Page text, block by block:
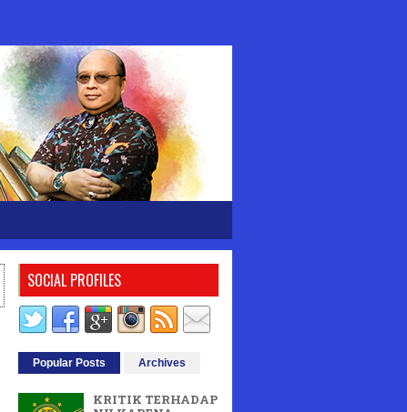
SOCIAL PROFILES
Popular Posts Archives
KRITIK TERHADAP